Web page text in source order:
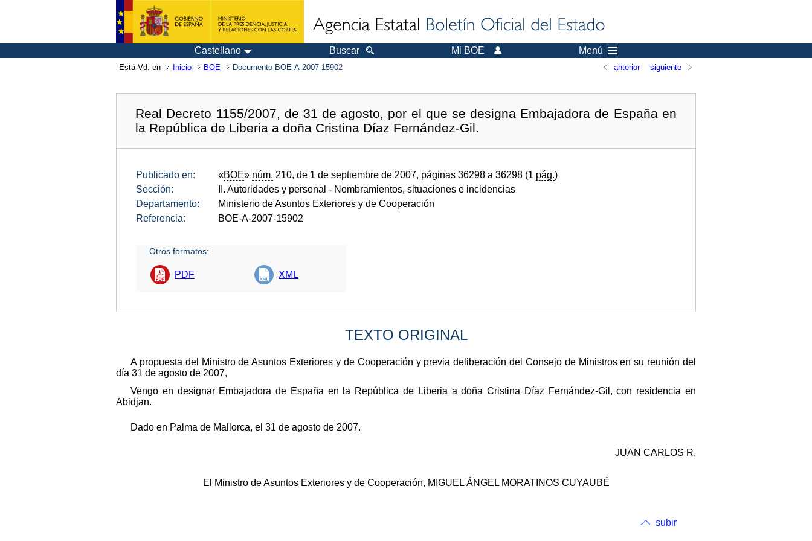
Castellano Buscar Mi BOE Menú
Está Vd. en Inicio BOE Documento BOE-A-2007-15902 anterior siguiente
Real Decreto 1155/2007, de 31 de agosto, por el que se designa Embajadora de España en
la República de Liberia a doña Cristina Díaz Fernández-Gil.
Publicado en: «BOE» núm. 210, de 1 de septiembre de 2007, páginas 36298 a 36298 (1 pág.)
Sección:
II. Autoridades y personal - Nombramientos, situaciones e incidencias
Departamento:
Ministerio de Asuntos Exteriores y de Cooperación
Referencia:
BOE-A-2007-15902
Otros formatos:
PDF XML
TEXTO ORIGINAL
A propuesta del Ministro de Asuntos Exteriores y de Cooperación y previa deliberación del Consejo de Ministros en su reunión del
día 31 de agosto de 2007,
Vengo en designar Embajadora de España en la República de Liberia a doña Cristina Díaz Fernández-Gil, con residencia en
Abidjan.
Dado en Palma de Mallorca, el 31 de agosto de 2007.
JUAN CARLOS R.
El Ministro de Asuntos Exteriores y de Cooperación, MIGUEL ÁNGEL MORATINOS CUYAUBÉ
subir